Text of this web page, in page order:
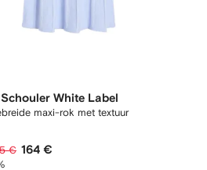
White Label
maxi-rok met textuur
€ 164 €